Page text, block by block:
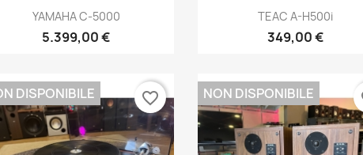
Anteprima
YAMAHA C-5000
5.399,00 €
Anteprima
TEAC A-H500i
349,00 €
DISPONIBILE favorite_border NON DISPONIBILE